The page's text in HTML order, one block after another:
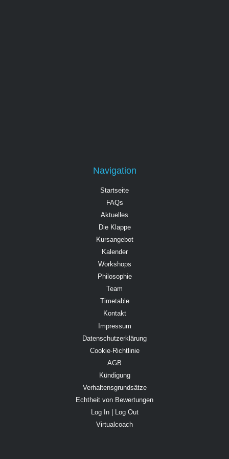
Navigation
Startseite
FAQs
Aktuelles
Die Klappe
Kursangebot
Kalender
Workshops
Philosophie
Team
Timetable
Kontakt
Impressum
Datenschutzerklärung
Cookie-Richtlinie
AGB
Kündigung
Verhaltensgrundsätze
Echtheit von Bewertungen
Log In | Log Out
Virtualcoach